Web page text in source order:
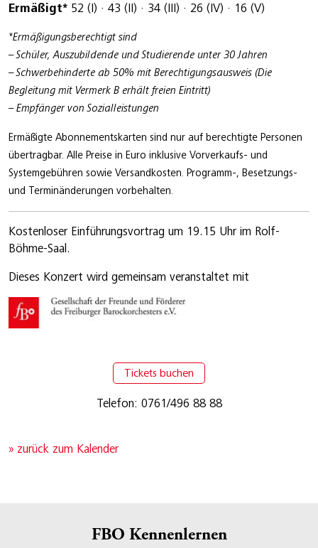
Ermäßigt* 52 (I) · 43 (II) · 34 (III) · 26 (IV) · 16 (V)
*Ermäßigungsberechtigt sind
– Schüler, Auszubildende und Studierende unter 30 Jahren
– Schwerbehinderte ab 50% mit Berechtigungsausweis (Die
Begleitung mit Vermerk B erhält freien Eintritt)
– Empfänger von Sozialleistungen
Ermäßigte Abonnementskarten sind nur auf berechtigte Personen
übertragbar. Alle Preise in Euro inklusive Vorverkaufs- und
Systemgebühren sowie Versandkosten. Programm-, Besetzungs-
und Terminänderungen vorbehalten.
Kostenloser Einführungsvortrag um 19.15 Uhr im Rolf-
Böhme-Saal.
Dieses Konzert wird gemeinsam veranstaltet mit
Tickets buchen
Telefon: 0761/496 88 88
» zurück zum Kalender
FBO Kennenlernen